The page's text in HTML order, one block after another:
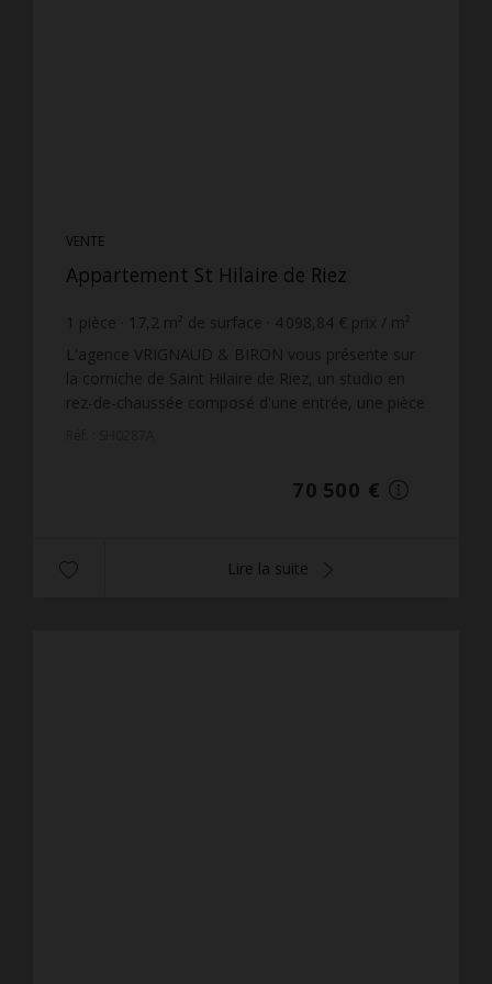
VENTE
Appartement St Hilaire de Riez
1 pièce 17,2 m² de surface 4 098,84 € prix / m²
L'agence VRIGNAUD & BIRON vous présente sur
la corniche de Saint Hilaire de Riez, un studio en
rez-de-chaussée composé d'une entrée, une pièce
70 500 €
Lire la suite